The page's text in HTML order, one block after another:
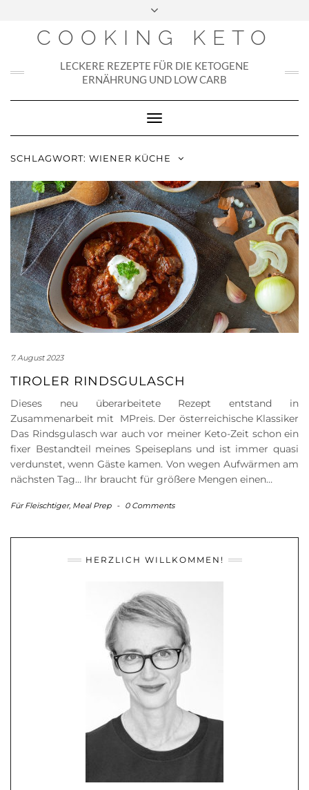
COOKING KETO
LECKERE REZEPTE FÜR DIE KETOGENE
ERNÄHRUNG UND LOW CARB
Toggle
Navigation
SCHLAGWORT: WIENER KÜCHE
7. August 2023
TIROLER RINDSGULASCH
Dieses neu überarbeitete Rezept entstand in
Zusammenarbeit mit MPreis. Der österreichische Klassiker
Das Rindsgulasch war auch vor meiner Keto-Zeit schon ein
fixer Bestandteil meines Speiseplans und ist immer quasi
verdunstet, wenn Gäste kamen. Von wegen Aufwärmen am
nächsten Tag… Ihr braucht für größere Mengen einen…
Für Fleischtiger, Meal Prep - 0 Comments
HERZLICH WILLKOMMEN!